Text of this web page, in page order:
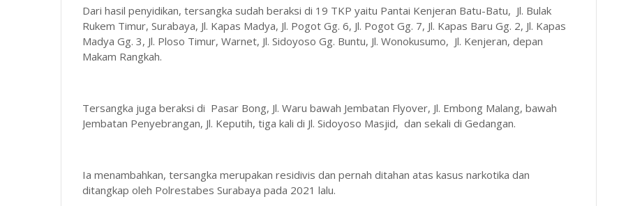
Dari hasil penyidikan, tersangka sudah beraksi di 19 TKP yaitu Pantai Kenjeran Batu-Batu, Jl. Bulak
Rukem Timur, Surabaya, Jl. Kapas Madya, Jl. Pogot Gg. 6, Jl. Pogot Gg. 7, Jl. Kapas Baru Gg. 2, Jl. Kapas
Madya Gg. 3, Jl. Ploso Timur, Warnet, Jl. Sidoyoso Gg. Buntu, Jl. Wonokusumo, Jl. Kenjeran, depan
Makam Rangkah.
Tersangka juga beraksi di Pasar Bong, Jl. Waru bawah Jembatan Flyover, Jl. Embong Malang, bawah
Jembatan Penyebrangan, Jl. Keputih, tiga kali di Jl. Sidoyoso Masjid, dan sekali di Gedangan.
Ia menambahkan, tersangka merupakan residivis dan pernah ditahan atas kasus narkotika dan
ditangkap oleh Polrestabes Surabaya pada 2021 lalu.